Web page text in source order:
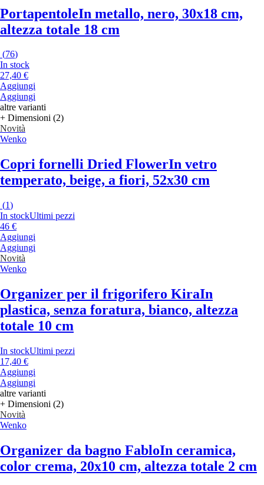
PortapentoleIn metallo, nero, 30x18 cm,
altezza totale 18 cm
(76)
In stock
27,40 €
Aggiungi
Aggiungi
altre varianti
+ Dimensioni (2)
Novità
Wenko
Copri fornelli Dried FlowerIn vetro
temperato, beige, a fiori, 52x30 cm
(1)
In stockUltimi pezzi
46 €
Aggiungi
Aggiungi
Novità
Wenko
Organizer per il frigorifero KiraIn
plastica, senza foratura, bianco, altezza
totale 10 cm
In stockUltimi pezzi
17,40 €
Aggiungi
Aggiungi
altre varianti
+ Dimensioni (2)
Novità
Wenko
Organizer da bagno FabloIn ceramica,
color crema, 20x10 cm, altezza totale 2 cm